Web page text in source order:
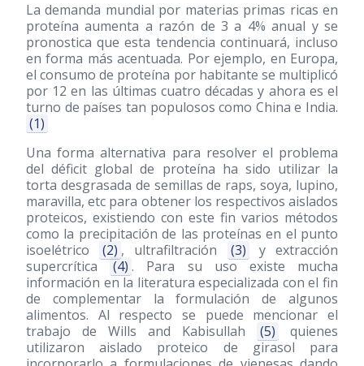
La demanda mundial por materias primas ricas en
proteína aumenta a razón de 3 a 4% anual y se
pronostica que esta tendencia continuará, incluso
en forma más acentuada. Por ejemplo, en Europa,
el consumo de proteína por habitante se multiplicó
por 12 en las últimas cuatro décadas y ahora es el
turno de países tan populosos como China e India.
(1)
Una forma alternativa para resolver el problema
del déficit global de proteína ha sido utilizar la
torta desgrasada de semillas de raps, soya, lupino,
maravilla, etc para obtener los respectivos aislados
proteicos, existiendo con este fin varios métodos
como la precipitación de las proteínas en el punto
isoelétrico
(2) , ultrafiltración (3)
y extracción
supercrítica
(4) . Para su uso existe mucha
información en la literatura especializada con el fin
de complementar la formulación de algunos
alimentos. Al respecto se puede mencionar el
trabajo de Wills and Kabisullah
(5)
quienes
utilizaron aislado proteico de girasol para